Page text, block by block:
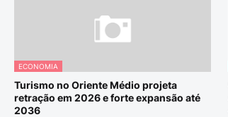
ECONOMIA
Turismo no Oriente Médio projeta
retração em 2026 e forte expansão até
2036